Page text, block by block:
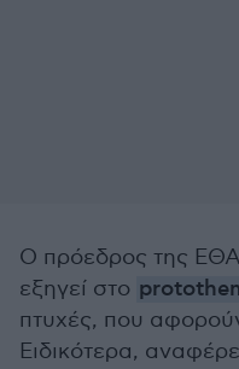
Ο πρόεδρος της
εξηγεί στο
πτυχές, που
Ειδικότερα,